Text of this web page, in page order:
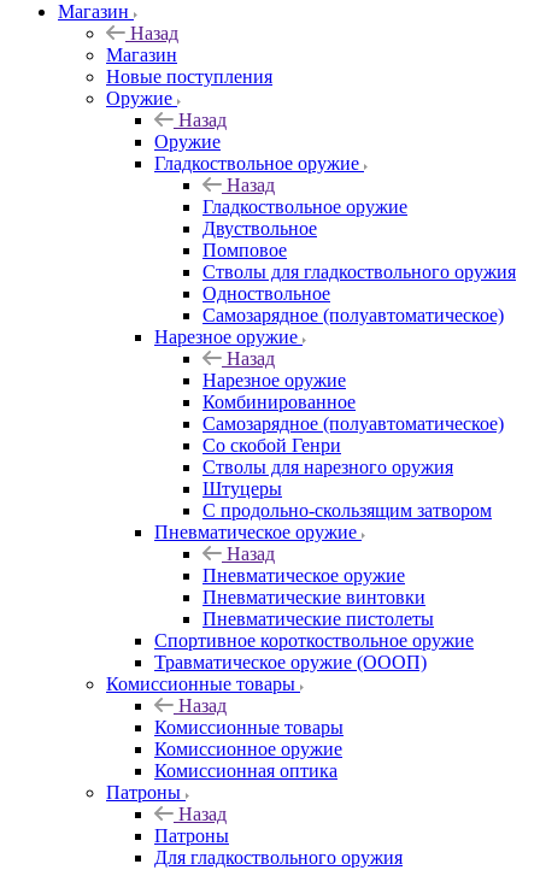
Магазин
Назад
Магазин
Новые поступления
Оружие
Назад
Оружие
Гладкоствольное оружие
Назад
Гладкоствольное оружие
Двуствольное
Помповое
Стволы для гладкоствольного оружия
Одноствольное
Самозарядное (полуавтоматическое)
Нарезное оружие
Назад
Нарезное оружие
Комбинированное
Самозарядное (полуавтоматическое)
Со скобой Генри
Стволы для нарезного оружия
Штуцеры
С продольно-скользящим затвором
Пневматическое оружие
Назад
Пневматическое оружие
Пневматические винтовки
Пневматические пистолеты
Спортивное короткоствольное оружие
Травматическое оружие (ОООП)
Комиссионные товары
Назад
Комиссионные товары
Комиссионное оружие
Комиссионная оптика
Патроны
Назад
Патроны
Для гладкоствольного оружия